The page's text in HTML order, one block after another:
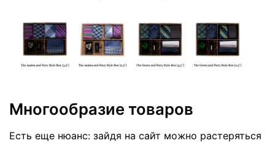
Многообразие товаров
Есть еще нюанс: зайдя на сайт можно растеряться